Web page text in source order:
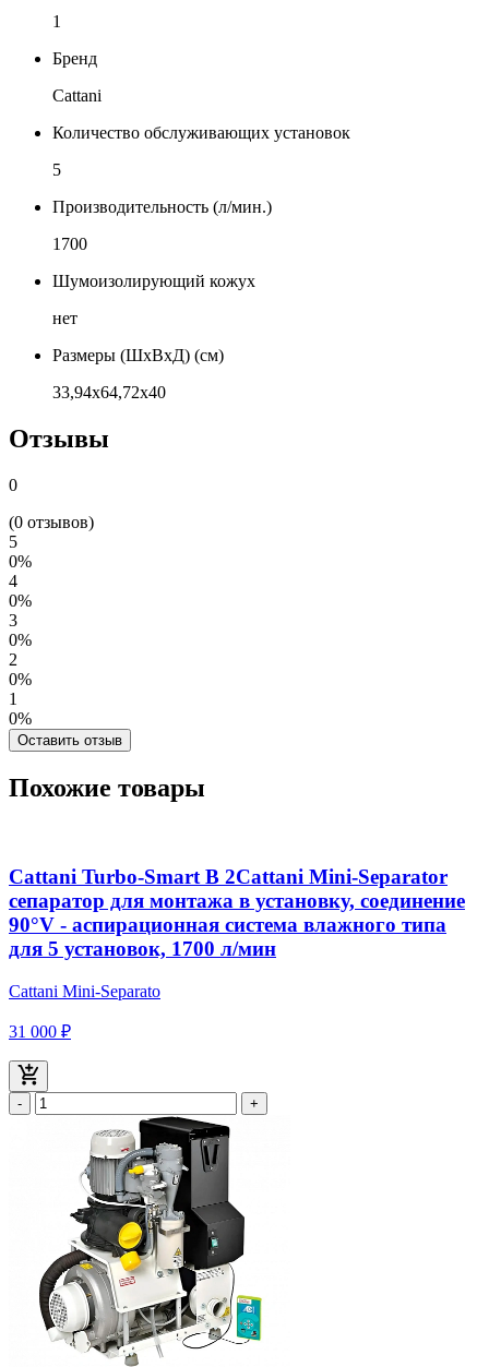
1
Бренд
Cattani
Количество обслуживающих установок
5
Производительность (л/мин.)
1700
Шумоизолирующий кожух
нет
Размеры (ШхВхД) (см)
33,94х64,72х40
Отзывы
0
(0 отзывов)
5
0%
4
0%
3
0%
2
0%
1
0%
Оставить отзыв
Похожие товары
Cattani Turbo-Smart В 2Cattani Mini-Separator
сепаратор для монтажа в установку, соединение
90°V - аспирационная система влажного типа
для 5 установок, 1700 л/мин
Cattani Mini-Separato
31 000 ₽
- +